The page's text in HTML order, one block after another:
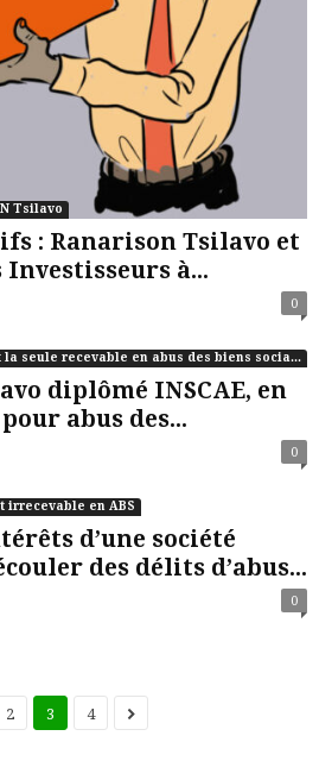
Tsilavo
: Ranarison Tsilavo et
à...
0
Action civile de la société est la seule recevable en abus des biens sociaux
diplômé INSCAE, en
abus des...
0
irrecevable en ABS
d’une société
des délits d’abus...
0
2 3 4